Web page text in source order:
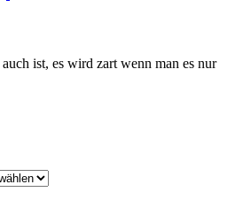
ist, es wird zart wenn man es nur